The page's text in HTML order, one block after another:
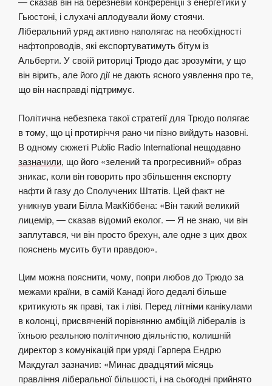
Гьюстоні, і слухачі аплодували йому стоячи.
Ліберальний уряд активно наполягає на необхідності
нафтопроводів, які експортуватимуть бітум із
Альберти. У своїй риториці Трюдо дає зрозуміти, у що
він вірить, але його дії не дають ясного уявлення про те,
що він насправді підтримує.
Політична небезпека такої стратегії для Трюдо полягає
в тому, що ці протиріччя рано чи пізно вийдуть назовні.
В одному сюжеті Public Radio International нещодавно
зазначили, що його «зелений та прогресивний» образ
зникає, коли він говорить про збільшення експорту
нафти й газу до Сполучених Штатів. Цей факт не
уникнув уваги Білла МакКіббена: «Він такий великий
лицемір, — сказав відомий еколог. — Я не знаю, чи він
заплутався, чи він просто брехун, але одне з цих двох
пояснень мусить бути правдою».
Цим можна пояснити, чому, попри любов до Трюдо за
межами країни, в самій Канаді його дедалі більше
критикують як праві, так і ліві. Перед літніми канікулами
в колонці, присвяченій порівнянню амбіцій лібералів із
їхньою реальною політичною діяльністю, колишній
директор з комунікацій при уряді Гарпера Ендрю
Макдугал зазначив: «Минає двадцятий місяць
правління ліберальної більшості, і на сьогодні прийнято